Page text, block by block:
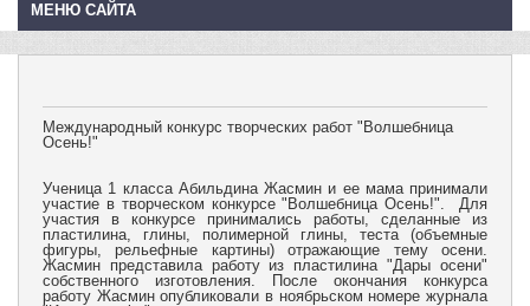
МЕНЮ САЙТА
Международный конкурс творческих работ "Волшебница
Осень!"
Ученица 1 класса Абильдина Жасмин и ее мама принимали
участие в творческом конкурсе "Волшебница Осень!". Для
участия в конкурсе принимались работы, сделанные из
пластилина, глины, полимерной глины, теста (объемные
фигуры, рельефные картины) отражающие тему осени.
Жасмин представила работу из пластилина "Дары осени"
собственного изготовления. После окончания конкурса
работу Жасмин опубликовали в ноябрьском номере журнала